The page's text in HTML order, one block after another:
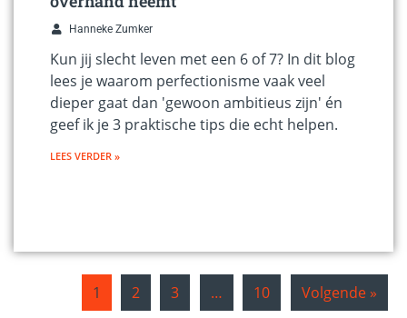
Hanneke Zumker
Kun jij slecht leven met een 6 of 7? In dit blog
lees je waarom perfectionisme vaak veel
dieper gaat dan 'gewoon ambitieus zijn' én
geef ik je 3 praktische tips die echt helpen.
LEES VERDER »
1 2 3 … 10 Volgende »